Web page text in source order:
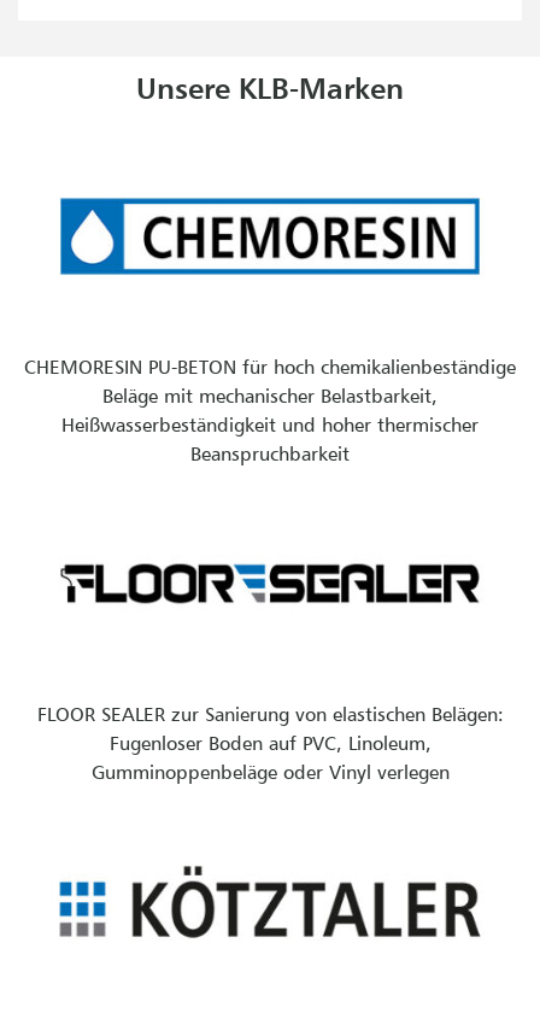
Unsere KLB-Marken
CHEMORESIN PU-BETON für hoch chemikalienbeständige
Beläge mit mechanischer Belastbarkeit,
Heißwasserbeständigkeit und hoher thermischer
Beanspruchbarkeit
FLOOR SEALER zur Sanierung von elastischen Belägen:
Fugenloser Boden auf PVC, Linoleum,
Gumminoppenbeläge oder Vinyl verlegen